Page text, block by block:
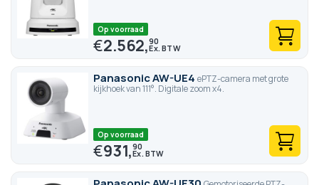
Op voorraad
€2.562,90
Panasonic AW-UE4 ePTZ-camera met grote
kijkhoek van 111°. Digitale zoom x4.
Op voorraad
€931,90